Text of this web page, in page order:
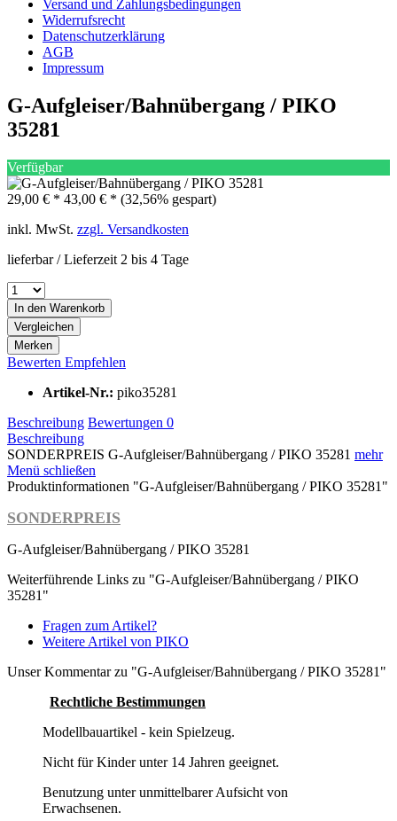
Versand und Zahlungsbedingungen
Widerrufsrecht
Datenschutzerklärung
AGB
Impressum
G-Aufgleiser/Bahnübergang / PIKO
35281
Verfügbar
29,00 € * 43,00 € * (32,56% gespart)
inkl. MwSt. zzgl. Versandkosten
lieferbar / Lieferzeit 2 bis 4 Tage
In den Warenkorb
Vergleichen
Merken
Bewerten Empfehlen
Artikel-Nr.: piko35281
Beschreibung Bewertungen 0
Beschreibung
SONDERPREIS G-Aufgleiser/Bahnübergang / PIKO 35281 mehr
Menü schließen
Produktinformationen "G-Aufgleiser/Bahnübergang / PIKO 35281"
SONDERPREIS
G-Aufgleiser/Bahnübergang / PIKO 35281
Weiterführende Links zu "G-Aufgleiser/Bahnübergang / PIKO
35281"
Fragen zum Artikel?
Weitere Artikel von PIKO
Unser Kommentar zu "G-Aufgleiser/Bahnübergang / PIKO 35281"
Rechtliche Bestimmungen
Modellbauartikel - kein Spielzeug.
Nicht für Kinder unter 14 Jahren geeignet.
Benutzung unter unmittelbarer Aufsicht von
Erwachsenen.